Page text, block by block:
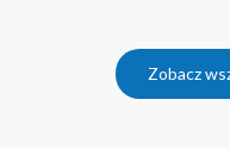
Zobacz